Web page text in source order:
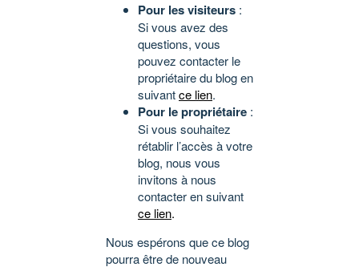
Pour les visiteurs :
Si vous avez des
questions, vous
pouvez contacter le
propriétaire du blog en
suivantce lien.
Pour le propriétaire :
Si vous souhaitez
rétablir l’accès à votre
blog, nous vous
invitons à nous
contacter en suivant
ce lien.
Nous espérons que ce blog
pourra être de nouveau